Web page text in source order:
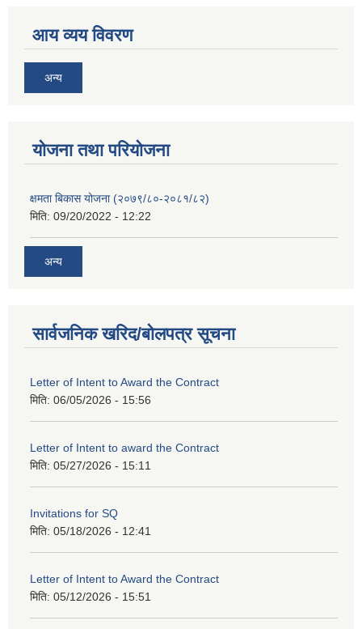
आय व्यय विवरण
अन्य
याेजना तथा परियाेजना
क्षमता बिकास योजना (२०७९/८०-२०८१/८२)
मिति: 09/20/2022 - 12:22
अन्य
सार्वजनिक खरिद/बोलपत्र सूचना
Letter of Intent to Award the Contract
मिति: 06/05/2026 - 15:56
Letter of Intent to award the Contract
मिति: 05/27/2026 - 15:11
Invitations for SQ
मिति: 05/18/2026 - 12:41
Letter of Intent to Award the Contract
मिति: 05/12/2026 - 15:51